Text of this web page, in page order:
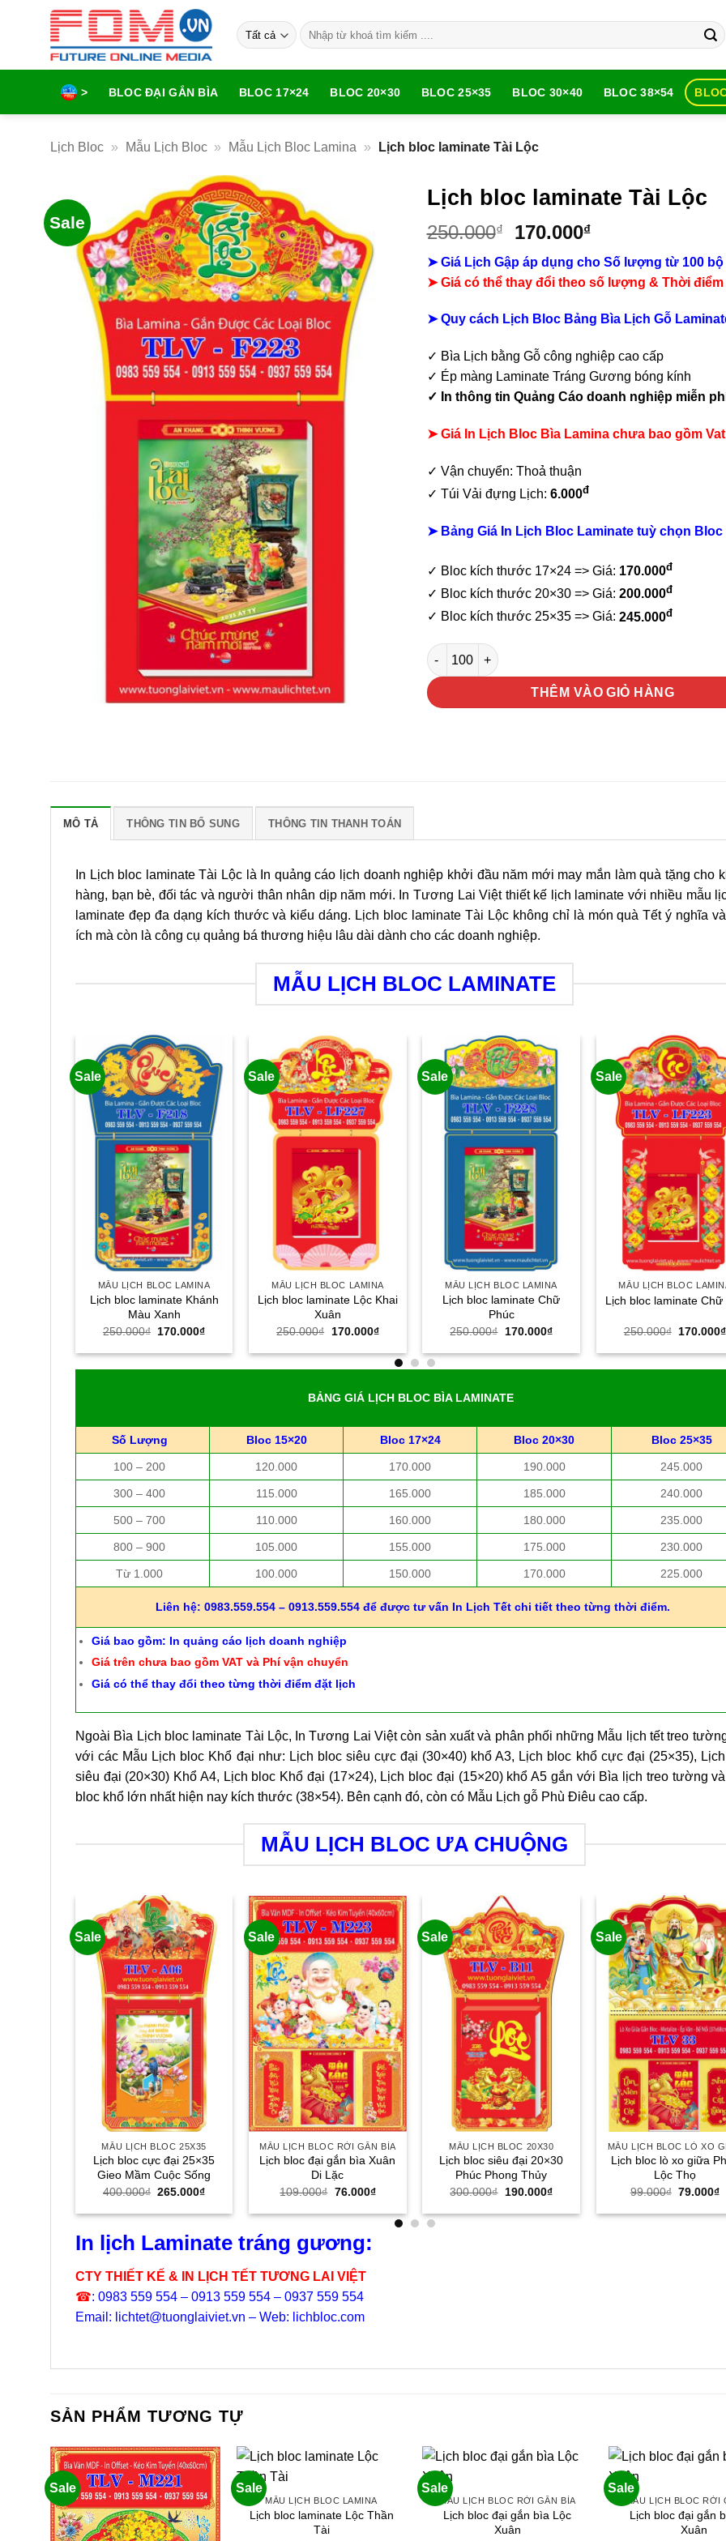
dung
Tìm
kiếm:
> BLOC ĐẠI GẮN BÌA BLOC 17×24 BLOC 20×30 BLOC 25×35 BLOC 30×40 BLOC 38×54
Lịch Bloc » Mẫu Lịch Bloc » Mẫu Lịch Bloc Lamina » Lịch bloc laminate Tài Lộc
Sale
Lịch bloc laminate Tài Lộc
250.000₫
Giá
gốc
là:
250.000₫.
170.000₫Giá
hiện
tại
là:
170.000₫.
➤ Giá Lịch Gập áp dụng cho Số lượng từ 100 bộ
➤ Giá có thể thay đổi theo số lượng & Thời điểm
➤ Quy cách Lịch Bloc Bảng Bìa Lịch Gỗ
✓ Bìa Lịch bằng Gỗ công nghiệp cao cấp
✓ Ép màng Laminate Tráng Gương bóng kính
✓ In thông tin Quảng Cáo doanh nghiệpmiễn
➤ Giá In Lịch Bloc Bìa Lamina chưa bao gồmVat
✓ Vận chuyển: Thoả thuận
✓ Túi Vải đựng Lịch: 6.000đ
➤ Bảng Giá In Lịch Bloc Laminate tuỳ chọn Bloc
✓ Bloc kích thước 17×24 => Giá: 170.000đ
✓ Bloc kích thước 20×30 => Giá: 200.000đ
✓ Bloc kích thước 25×35 => Giá: 245.000đ
Lịch bloc laminate Tài Lộc số lượng
THÊM VÀO GIỎ HÀNG
MÔ TẢ THÔNG TIN BỔ SUNG THÔNG TIN THANH TOÁN
In Lịch bloc laminate Tài Lộc là In quảng cáo lịch doanh nghiệp khởi đầu năm mới may mắn làm quà tặng cho
hàng, bạn bè, đối tác và người thân nhân dịp năm mới. In Tương Lai Việt thiết kế lịch laminate với nhiều mẫu
laminate đẹp đa dạng kích thước và kiểu dáng. Lịch bloc laminate Tài Lộc không chỉ là món quà Tết ý nghĩa
ích mà còn là công cụ quảng bá thương hiệu lâu dài dành cho các doanh nghiệp.
MẪU LỊCH BLOC LAMINATE
Sale
MẪU LỊCH BLOC LAMINA
Lịch bloc laminate Khánh
Màu Xanh
250.000₫ Giá
là:
170.000₫Giá
tại
Sale
MẪU LỊCH BLOC LAMINA
Lịch bloc laminate Lộc Khai
Xuân
250.000₫
Giá
là:
170.000₫Giá
tại
Sale
MẪU LỊCH BLOC LAMINA
Lịch bloc laminate Chữ
Phúc
250.000₫ Giá
là:
170.000₫Giá
tại
Sale
MẪU LỊCH BLOC
Lịch bloc laminate Chữ
250.000₫ Giá
là:
170.000₫
BẢNG GIÁ LỊCH BLOC BÌA LAMINATE
Số Lượng Bloc 15×20 Bloc 17×24 Bloc 20×30 Bloc 25×35
100 – 200 120.000 170.000 190.000 245.000
300 – 400 115.000 165.000 185.000 240.000
500 – 700 110.000 160.000 180.000 235.000
800 – 900 105.000 155.000 175.000 230.000
Từ 1.000 100.000 150.000 170.000 225.000
Liên hệ: 0983.559.554 – 0913.559.554 để được tư vấn In Lịch Tết chi tiết theo từng thời điểm.
Giá bao gồm: In quảng cáo lịch doanh nghiệp
Giá trên chưa bao gồm VAT và Phí vận chuyển
Giá có thể thay đổi theo từng thời điểm đặt lịch
Ngoài Bìa Lịch bloc laminate Tài Lộc, In Tương Lai Việt còn sản xuất và phân phối những Mẫu lịch tết treo
với các Mẫu Lịch bloc Khổ đại như: Lịch bloc siêu cực đại (30×40) khổ A3, Lịch bloc khổ cực đại (25×35),
siêu đại (20×30) Khổ A4, Lịch bloc Khổ đại (17×24), Lịch bloc đại (15×20) khổ A5 gắn với Bìa lịch treo tường
bloc khổ lớn nhất hiện nay kích thước (38×54). Bên cạnh đó, còn có Mẫu Lịch gỗ Phù Điêu cao cấp.
MẪU LỊCH BLOC ƯA CHUỘNG
Sale
MẪU LỊCH BLOC 25X35
Lịch bloc cực đại 25×35
Gieo Mầm Cuộc Sống
400.000₫ Giá
là:
265.000₫Giá
tại
265.000₫.
Sale
MẪU LỊCH BLOC RỜI GẮN BÌA
Lịch bloc đại gắn bìa Xuân
Di Lặc
109.000₫ Giá
là:
76.000₫Giá
tại
Sale
MẪU LỊCH BLOC 20X30
Lịch bloc siêu đại 20×30
Phúc Phong Thủy
300.000₫ Giá
là:
190.000₫Giá
tại
Sale
MẪU LỊCH BLOC LÒ XO
Lịch bloc lò xo giữa
Lộc Thọ
99.000₫ Giá
là:
79.000₫
In lịch Laminate tráng gương:
CTY THIẾT KẾ & IN LỊCH TẾT TƯƠNG LAI VIỆT
☎: 0983 559 554 – 0913 559 554 – 0937 559 554
Email: lichtet@tuonglaiviet.vn – Web: lichbloc.com
SẢN PHẨM TƯƠNG TỰ
Sale Sale
MẪU LỊCH BLOC LAMINA
Lịch bloc laminate Lộc Thần
Tài
Sale
MẪU LỊCH BLOC RỜI GẮN BÌA
Lịch bloc đại gắn bìa Lộc
Xuân
Sale
MẪU LỊCH BLOC RỜI
Lịch bloc đại gắn
Xuân